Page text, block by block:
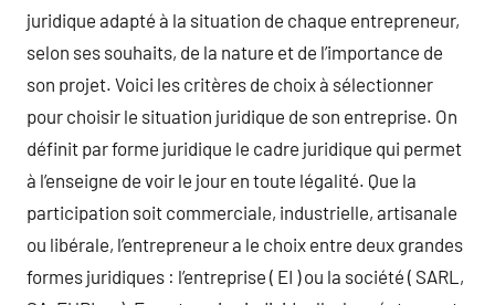
juridique adapté à la situation de chaque entrepreneur,
selon ses souhaits, de la nature et de l’importance de
son projet. Voici les critères de choix à sélectionner
pour choisir le situation juridique de son entreprise. On
définit par forme juridique le cadre juridique qui permet
à l’enseigne de voir le jour en toute légalité. Que la
participation soit commerciale, industrielle, artisanale
ou libérale, l’entrepreneur a le choix entre deux grandes
formes juridiques : l’entreprise ( EI ) ou la société ( SARL,